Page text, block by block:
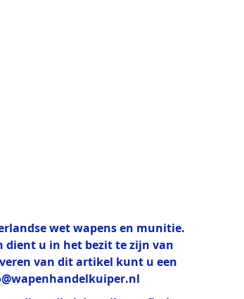
wet wapens en munitie.
dient u in het bezit te zijn van
van dit artikel kunt u een